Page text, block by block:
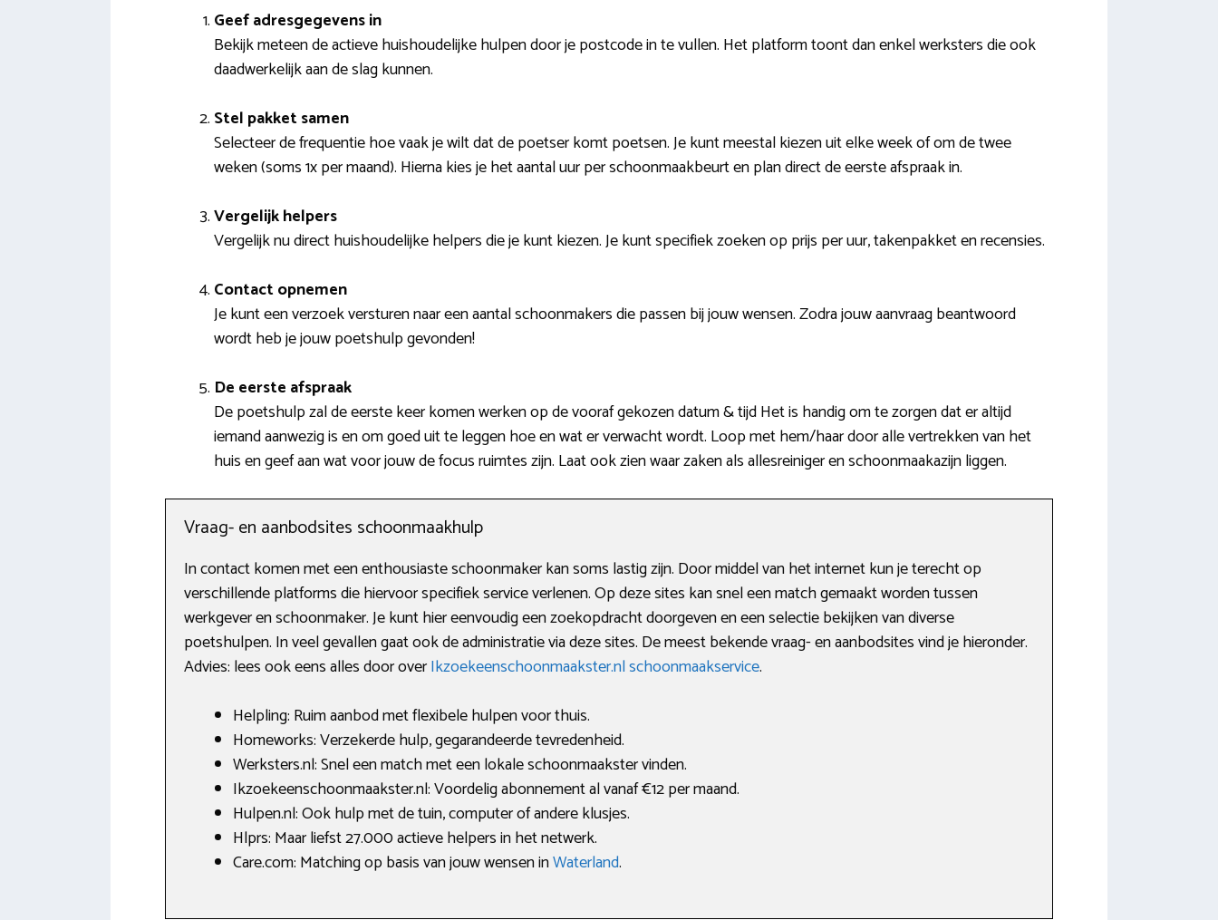
Geef adresgegevens in
Bekijk meteen de actieve huishoudelijke hulpen door je postcode in te vullen. Het platform toont dan enkel werksters die ook
daadwerkelijk aan de slag kunnen.
Stel pakket samen
Selecteer de frequentie hoe vaak je wilt dat de poetser komt poetsen. Je kunt meestal kiezen uit elke week of om de twee
weken (soms 1x per maand). Hierna kies je het aantal uur per schoonmaakbeurt en plan direct de eerste afspraak in.
Vergelijk helpers
Vergelijk nu direct huishoudelijke helpers die je kunt kiezen. Je kunt specifiek zoeken op prijs per uur, takenpakket en recensies.
Contact opnemen
Je kunt een verzoek versturen naar een aantal schoonmakers die passen bij jouw wensen. Zodra jouw aanvraag beantwoord
wordt heb je jouw poetshulp gevonden!
De eerste afspraak
De poetshulp zal de eerste keer komen werken op de vooraf gekozen datum & tijd Het is handig om te zorgen dat er altijd
iemand aanwezig is en om goed uit te leggen hoe en wat er verwacht wordt. Loop met hem/haar door alle vertrekken van het
huis en geef aan wat voor jouw de focus ruimtes zijn. Laat ook zien waar zaken als allesreiniger en schoonmaakazijn liggen.
Vraag- en aanbodsites schoonmaakhulp
In contact komen met een enthousiaste schoonmaker kan soms lastig zijn. Door middel van het internet kun je terecht op
verschillende platforms die hiervoor specifiek service verlenen. Op deze sites kan snel een match gemaakt worden tussen
werkgever en schoonmaker. Je kunt hier eenvoudig een zoekopdracht doorgeven en een selectie bekijken van diverse
poetshulpen. In veel gevallen gaat ook de administratie via deze sites. De meest bekende vraag- en aanbodsites vind je hieronder.
Advies: lees ook eens alles door overIkzoekeenschoonmaakster.nl schoonmaakservice.
Helpling: Ruim aanbod met flexibele hulpen voor thuis.
Homeworks: Verzekerde hulp, gegarandeerde tevredenheid.
Werksters.nl: Snel een match met een lokale schoonmaakster vinden.
Ikzoekeenschoonmaakster.nl: Voordelig abonnement al vanaf €12 per maand.
Hulpen.nl: Ook hulp met de tuin, computer of andere klusjes.
Hlprs: Maar liefst 27.000 actieve helpers in het netwerk.
Care.com: Matching op basis van jouw wensen inWaterland.